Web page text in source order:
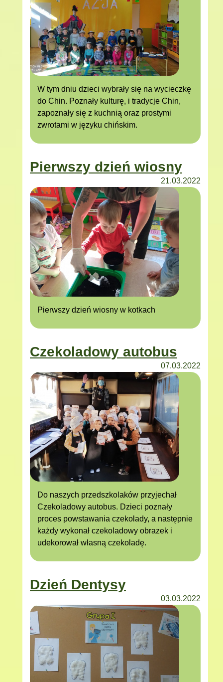
W tym dniu dzieci wybrały się na wycieczkę
do Chin. Poznały kulturę, i tradycje Chin,
zapoznały się z kuchnią oraz prostymi
zwrotami w języku chińskim.
Pierwszy dzień wiosny
21.03.2022
Pierwszy dzień wiosny w kotkach
Czekoladowy autobus
07.03.2022
Do naszych przedszkolaków przyjechał
Czekoladowy autobus. Dzieci poznały
proces powstawania czekolady, a następnie
każdy wykonał czekoladowy obrazek i
udekorował własną czekoladę.
Dzień Dentysy
03.03.2022